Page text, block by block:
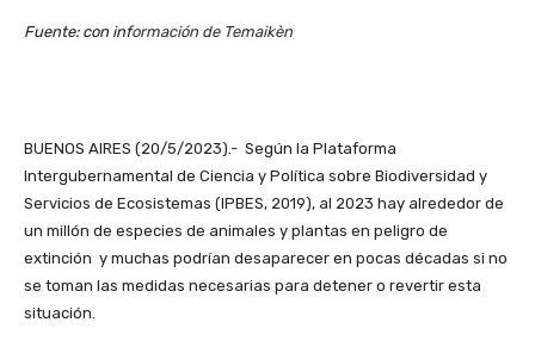
Fuente: con información de Temaikèn
BUENOS AIRES (20/5/2023).- Según la Plataforma
Intergubernamental de Ciencia y Política sobre Biodiversidad y
Servicios de Ecosistemas (IPBES, 2019), al 2023 hay alrededor de
un millón de especies de animales y plantas en peligro de
extinción y muchas podrían desaparecer en pocas décadas si no
se toman las medidas necesarias para detener o revertir esta
situación.